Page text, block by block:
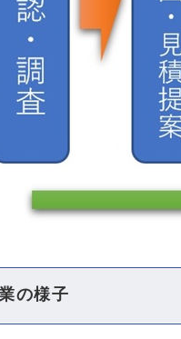
の様子